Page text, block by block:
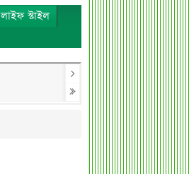
লাইফ স্টাইল